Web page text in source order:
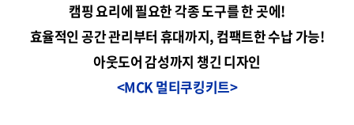
캠핑 요리에 필요한 각종 도구를 한 곳에!
효율적인 공간 관리부터 휴대까지, 컴팩트한 수납 가능!
아웃도어 감성까지 챙긴 디자인
<MCK 멀티쿠킹키트>